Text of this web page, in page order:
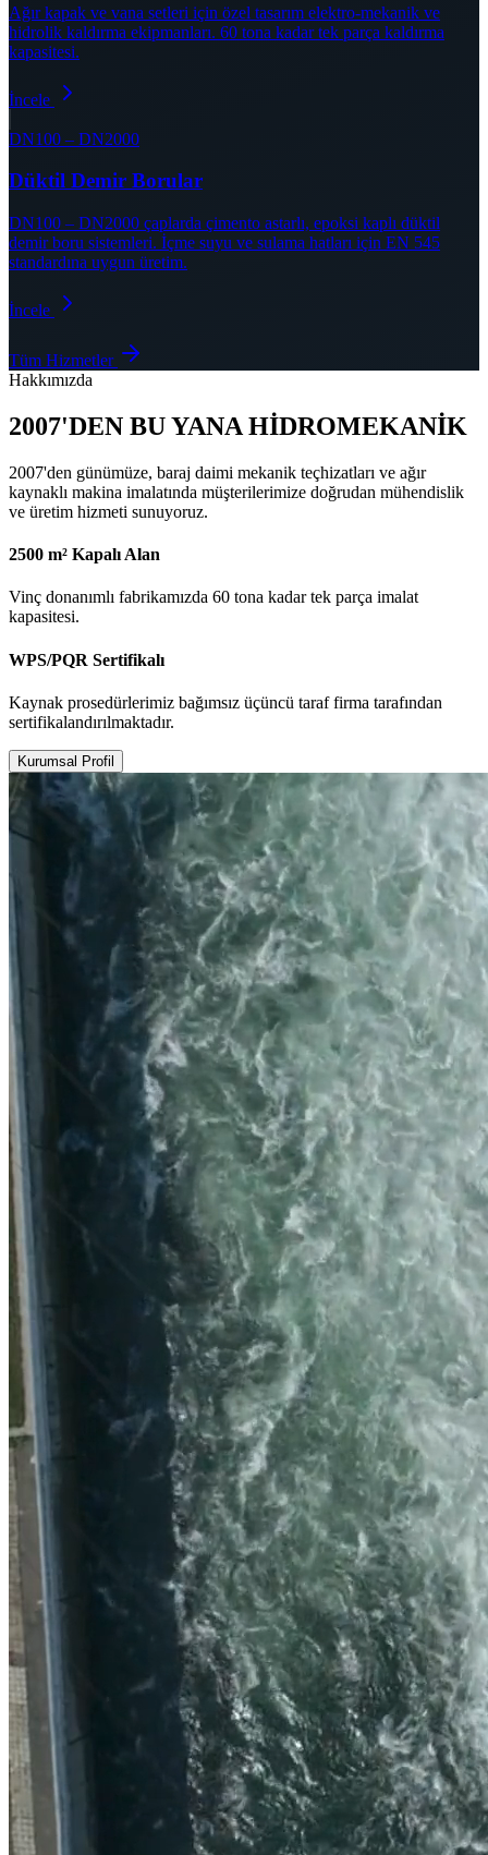
Ağır kapak ve vana setleri için özel tasarım elektro-mekanik ve
hidrolik kaldırma ekipmanları. 60 tona kadar tek parça kaldırma
kapasitesi.
İncele
DN100 – DN2000
Düktil Demir Borular
DN100 – DN2000 çaplarda çimento astarlı, epoksi kaplı düktil
demir boru sistemleri. İçme suyu ve sulama hatları için EN 545
standardına uygun üretim.
İncele
Tüm Hizmetler
Hakkımızda
2007'DEN BU YANA HİDROMEKANİK
2007'den günümüze, baraj daimi mekanik teçhizatları ve ağır
kaynaklı makina imalatında müşterilerimize doğrudan mühendislik
ve üretim hizmeti sunuyoruz.
2500 m² Kapalı Alan
Vinç donanımlı fabrikamızda 60 tona kadar tek parça imalat
kapasitesi.
WPS/PQR Sertifikalı
Kaynak prosedürlerimiz bağımsız üçüncü taraf firma tarafından
sertifikalandırılmaktadır.
Kurumsal Profil